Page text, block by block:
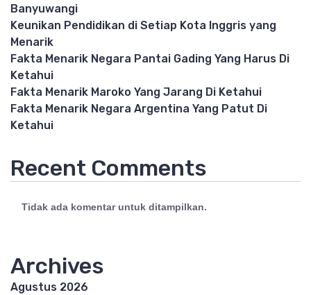
Banyuwangi
Keunikan Pendidikan di Setiap Kota Inggris yang
Menarik
Fakta Menarik Negara Pantai Gading Yang Harus Di
Ketahui
Fakta Menarik Maroko Yang Jarang Di Ketahui
Fakta Menarik Negara Argentina Yang Patut Di
Ketahui
Recent Comments
Tidak ada komentar untuk ditampilkan.
Archives
Agustus 2026